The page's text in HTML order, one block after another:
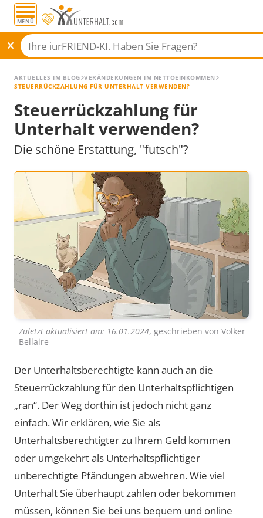
MENÜ
AKTUELLES IM BLOG VERÄNDERUNGEN IM NETTOEINKOMMEN
STEUERRÜCKZAHLUNG FÜR UNTERHALT VERWENDEN?
Steuerrückzahlung für
Unterhalt verwenden?
Die schöne Erstattung, "futsch"?
Zuletzt aktualisiert am: 16.01.2024, geschrieben von Volker
Bellaire
Der Unterhaltsberechtigte kann auch an die
Steuerrückzahlung für den Unterhaltspflichtigen
„ran“. Der Weg dorthin ist jedoch nicht ganz
einfach. Wir erklären, wie Sie als
Unterhaltsberechtigter zu Ihrem Geld kommen
oder umgekehrt als Unterhaltspflichtiger
unberechtigte Pfändungen abwehren. Wie viel
Unterhalt Sie überhaupt zahlen oder bekommen
müssen, können Sie bei uns bequem und online